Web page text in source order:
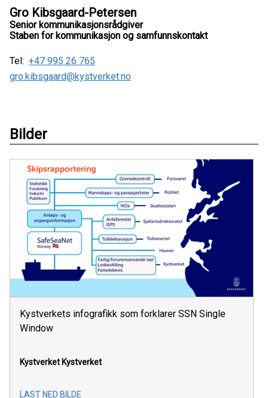
Gro Kibsgaard-Petersen
Senior kommunikasjonsrådgiver
Staben for kommunikasjon og samfunnskontakt
Tel: +47 995 26 765
gro.kibsgaard@kystverket.no
Bilder
Kystverkets infografikk som forklarer SSN Single
Window
KystverketKystverket
LAST NED BILDE